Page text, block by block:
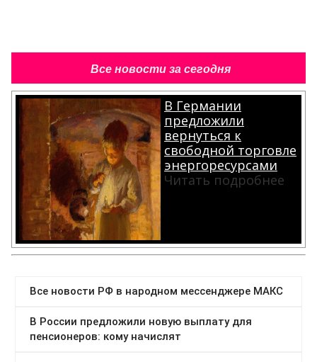
Все новости за сегодня
В Германии
предложили
вернуться к
свободной торговле
энергоресурсами
Читать подробнее